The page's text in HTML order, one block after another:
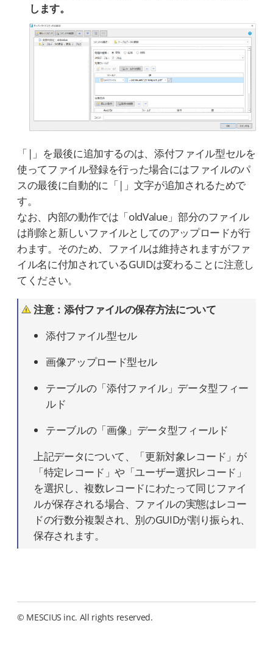
します。
「|」を最後に追加するのは、添付ファイル型セルを
使ってファイル登録を行った場合にはファイルのパ
スの最後に自動的に「|」文字が追加されるためで
す。
なお、内部の動作では「oldValue」部分のファイル
は削除と新しいファイルとしてのアップロードが行
わます。そのため、ファイルは維持されますがファ
イル名に付加されているGUIDは変わることに注意し
てください。
注意：添付ファイルの保存方法について
添付ファイル型セル
画像アップロード型セル
テーブルの「添付ファイル」データ型フィー
ルド
テーブルの「画像」データ型フィールド
上記データについて、「更新対象レコード」が
「特定レコード」や「ユーザー選択レコード」
を選択し、複数レコードにわたって同じファイ
ルが保存される場合、ファイルの実態はレコー
ドの行数分複製され、別のGUIDが割り振られ、
保存されます。
© MESCIUS inc. All rights reserved.